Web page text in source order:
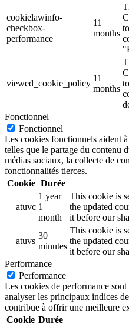
cookielawinfo-
checkbox-
performance
11
months
viewed_cookie_policy
11
months
Fonctionnel
Fonctionnel
Les cookies fonctionnels aident
telles que le partage du contenu
médias sociaux, la collecte de
fonctionnalités tierces.
Cookie Durée
__atuvc
1 year
1
month
This cookie is
the updated
it before our
__atuvs
30
minutes
This cookie is
the updated
it before our
Performance
Performance
Les cookies de performance
analyser les principaux indices
contribue à offrir une meilleure
Cookie Durée